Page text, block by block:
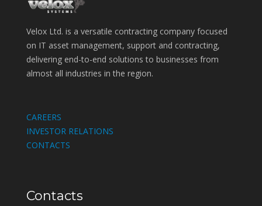
Velox Ltd. is a versatile contracting company focused
on IT asset management, support and contracting,
delivering end-to-end solutions to businesses from
almost all industries in the region.
CAREERS
INVESTOR RELATIONS
CONTACTS
Contacts